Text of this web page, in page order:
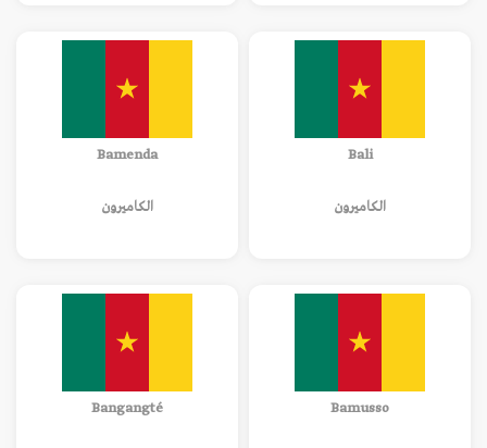
Bali
الكاميرون
Bamenda
الكاميرون
Bamusso
Bangangté